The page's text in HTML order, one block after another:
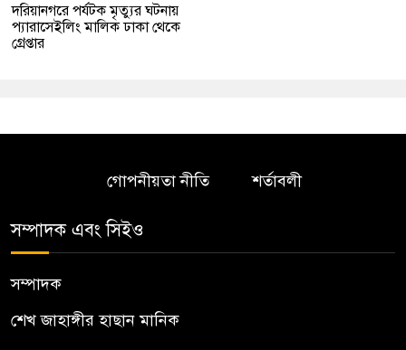
দরিয়ানগরে পর্যটক মৃত্যুর ঘটনায়
প্যারাসেইলিং মালিক ঢাকা থেকে
গ্রেপ্তার
গোপনীয়তা নীতি শর্তাবলী
সম্পাদক এবং সিইও
সম্পাদক
শেখ জাহাঙ্গীর হাছান মানিক